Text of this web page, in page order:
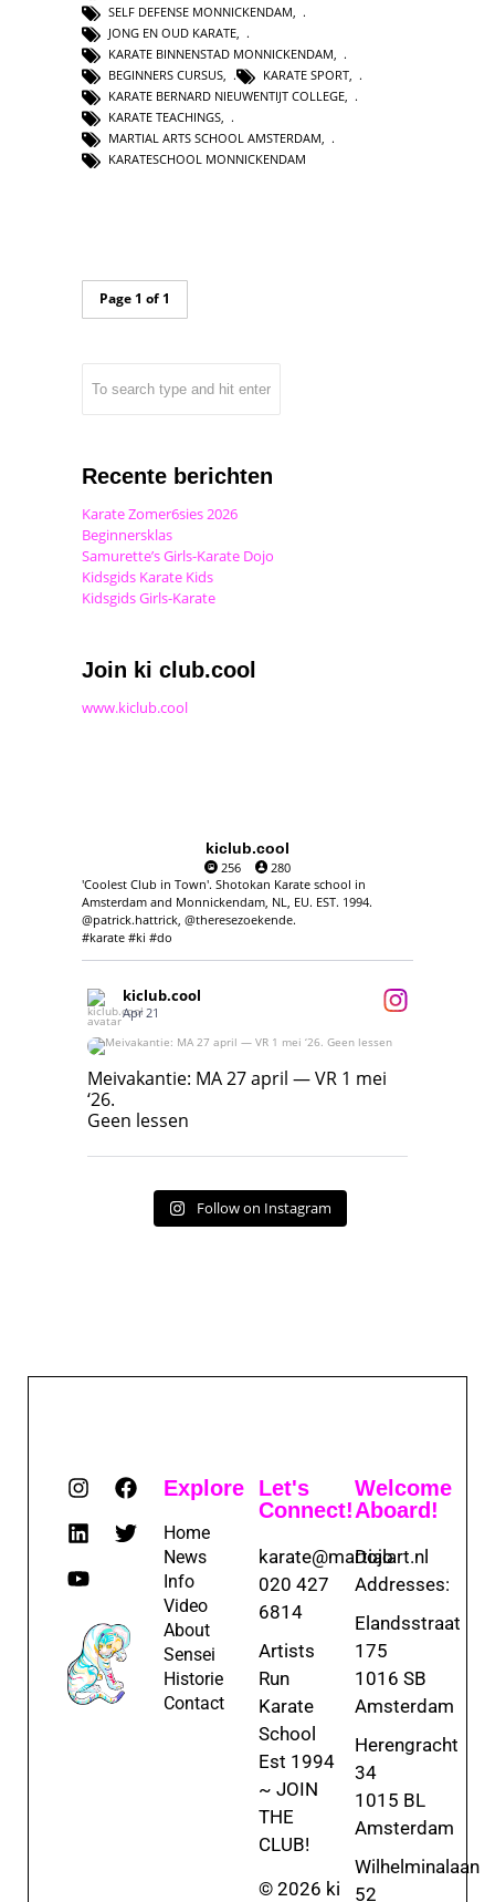
SELF DEFENSE MONNICKENDAM
JONG EN OUD KARATE
KARATE BINNENSTAD MONNICKENDAM
BEGINNERS CURSUS
KARATE SPORT
KARATE BERNARD NIEUWENTIJT COLLEGE
KARATE TEACHINGS
MARTIAL ARTS SCHOOL AMSTERDAM
KARATESCHOOL MONNICKENDAM
Page 1 of 1
Recente berichten
Karate Zomer6sies 2026
Beginnersklas
Samurette’s Girls-Karate Dojo
Kidsgids Karate Kids
Kidsgids Girls-Karate
Join ki club.cool
www.kiclub.cool
kiclub.cool
256
280
'Coolest Club in Town'. Shotokan Karate school in
Amsterdam and Monnickendam, NL, EU. EST. 1994.
@patrick.hattrick, @theresezoekende.
#karate #ki #do
kiclub.cool
Apr 21
Meivakantie: MA 27 april — VR 1 mei ‘26.
Geen lessen
Meivakantie: MA 27 april — VR 1 mei
‘26.
Geen lessen
Follow on Instagram
Explore
Home
News
Info
Video
About
Sensei
Historie
Contact
Let's
Connect!
karate@martialart.nl
020 427
6814
Artists
Run
Karate
School
Est 1994
~ JOIN
THE
CLUB!
© 2026 ki
Welcome
Aboard!
Dojo
Addresses:
Elandsstraat
175
1016 SB
Amsterdam
Herengracht
34
1015 BL
Amsterdam
Wilhelminalaan
52